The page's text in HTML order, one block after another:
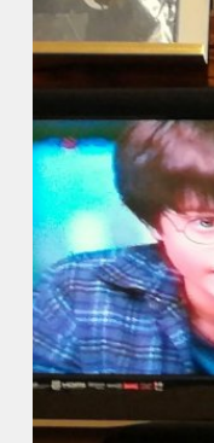
Kalendář akcí
Aktuality
Kontakty